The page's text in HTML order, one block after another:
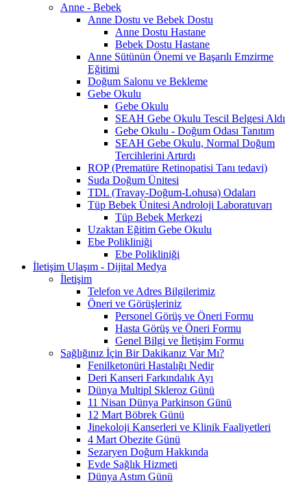
Anne - Bebek
Anne Dostu ve Bebek Dostu
Anne Dostu Hastane
Bebek Dostu Hastane
Anne Sütünün Önemi ve Başarılı Emzirme
Eğitimi
Doğum Salonu ve Bekleme
Gebe Okulu
Gebe Okulu
SEAH Gebe Okulu Tescil Belgesi Aldı
Gebe Okulu - Doğum Odası Tanıtım
SEAH Gebe Okulu, Normal Doğum
Tercihlerini Artırdı
ROP (Prematüre Retinopatisi Tanı tedavi)
Suda Doğum Ünitesi
TDL (Travay-Doğum-Lohusa) Odaları
Tüp Bebek Ünitesi Androloji Laboratuvarı
Tüp Bebek Merkezi
Uzaktan Eğitim Gebe Okulu
Ebe Polikliniği
Ebe Polikliniği
İletişim Ulaşım - Dijital Medya
İletişim
Telefon ve Adres Bilgilerimiz
Öneri ve Görüşleriniz
Personel Görüş ve Öneri Formu
Hasta Görüş ve Öneri Formu
Genel Bilgi ve İletişim Formu
Sağlığınız İçin Bir Dakikanız Var Mı?
Fenilketonüri Hastalığı Nedir
Deri Kanseri Farkındalık Ayı
Dünya Multipl Skleroz Günü
11 Nisan Dünya Parkinson Günü
12 Mart Böbrek Günü
Jinekoloji Kanserleri ve Klinik Faaliyetleri
4 Mart Obezite Günü
Sezaryen Doğum Hakkında
Evde Sağlık Hizmeti
Dünya Astım Günü